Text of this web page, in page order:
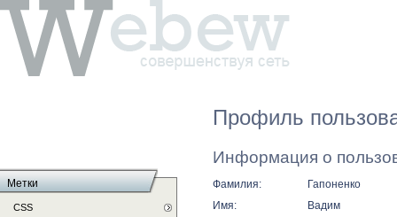
Профиль
Информация о
Фамилия:
Гапоненко
Имя:
Вадим
Метки
CSS